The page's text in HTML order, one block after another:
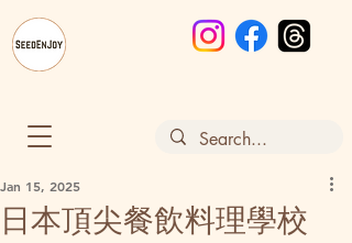
日本頂尖餐飲料理學校
Jan 15, 2025